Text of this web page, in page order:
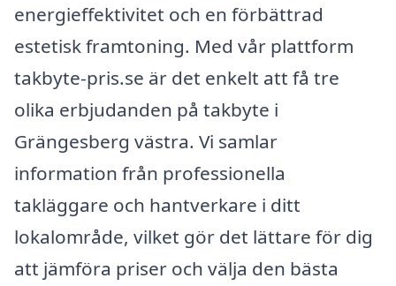
energieffektivitet och en förbättrad
estetisk framtoning. Med vår plattform
takbyte-pris.se är det enkelt att få tre
olika erbjudanden på takbyte i
Grängesberg västra. Vi samlar
information från professionella
takläggare och hantverkare i ditt
lokalområde, vilket gör det lättare för dig
att jämföra priser och välja den bästa